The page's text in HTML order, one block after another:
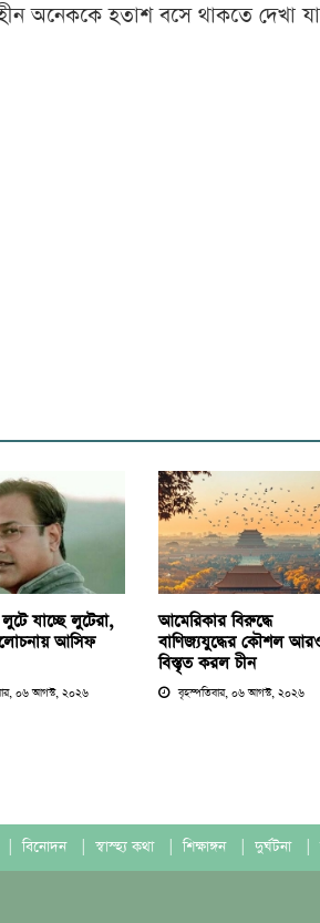
অনেককে হতাশ বসে থাকতে দেখা
যাচ্ছে লুটেরা,
আসিফ
০৬ আগস্ট, ২০২৬
আমেরিকার বিরুদ্ধে
বাণিজ্যযুদ্ধের কৌশল
বিস্তৃত করল চীন
বৃহস্পতিবার, ০৬ আগস্ট, ২০২৬
বিনোদন স্বাস্হ্য কথা শিক্ষাঙ্গন দুর্ঘটনা